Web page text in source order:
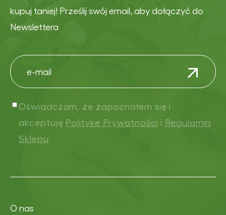
kupuj taniej! Prześlij swój email, aby dołączyć do
Newslettera
Oświadczam, że zapoznałem się i
akceptuję Politykę Prywatności i Regulamin
Sklepu
O nas